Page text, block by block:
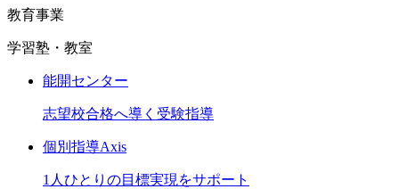
教育事業
学習塾・教室
能開センター
志望校合格へ導く受験指導
個別指導Axis
1人ひとりの目標実現をサポート